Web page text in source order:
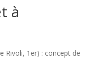
à
Rivoli, 1er) : concept de